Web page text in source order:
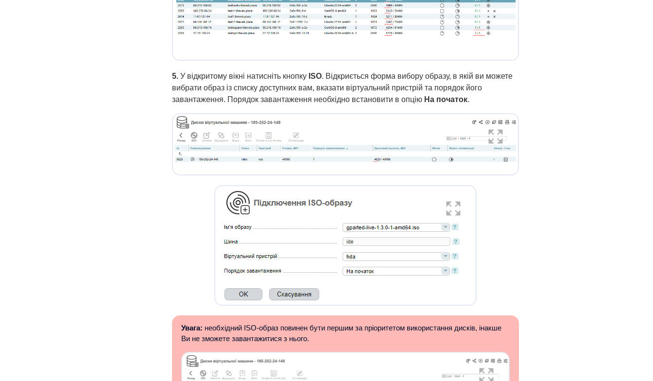
5. У відкритому вікні натисніть кнопку ISO. Відкриється форма вибору образу, в якій ви можете
вибрати образ із списку доступних вам, вказати віртуальний пристрій та порядок його
завантаження. Порядок завантаження необхідно встановити в опцію На початок.
Увага: необхідний ISO-образ повинен бути першим за пріоритетом використання дисків, інакше
Ви не зможете завантажитися з нього.